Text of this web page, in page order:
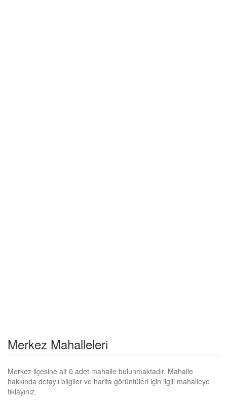
Merkez Mahalleleri
Merkez ilçesine ait 0 adet mahalle bulunmaktadır. Mahalle
hakkında detaylı bilgiler ve harita görüntüleri için ilgili mahalleye
tıklayınız.